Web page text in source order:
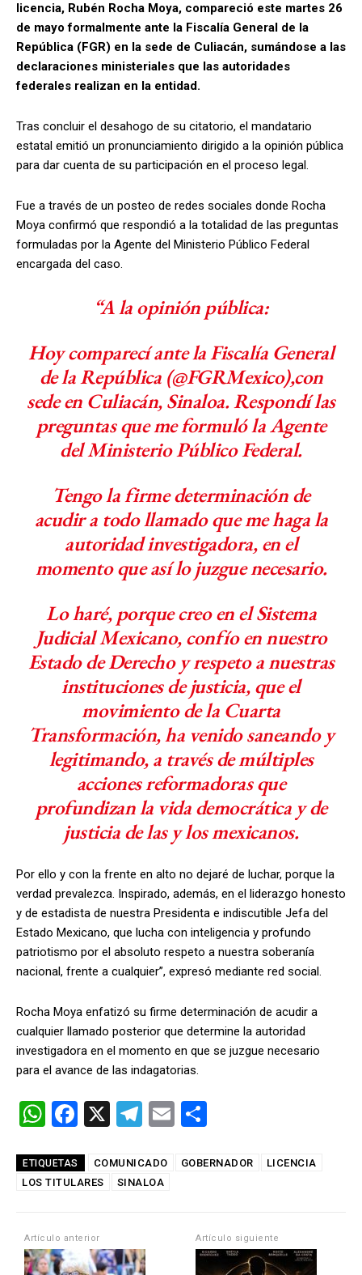
licencia, Rubén Rocha Moya, compareció este martes 26
de mayo formalmente ante la Fiscalía General de la
República (FGR) en la sede de Culiacán, sumándose a las
declaraciones ministeriales que las autoridades
federales realizan en la entidad.
Tras concluir el desahogo de su citatorio, el mandatario
estatal emitió un pronunciamiento dirigido a la opinión pública
para dar cuenta de su participación en el proceso legal.
Fue a través de un posteo de redes sociales donde Rocha
Moya confirmó que respondió a la totalidad de las preguntas
formuladas por la Agente del Ministerio Público Federal
encargada del caso.
“A la opinión pública:
Hoy comparecí ante la Fiscalía General
de la República (@FGRMexico),con
sede en Culiacán, Sinaloa. Respondí las
preguntas que me formuló la Agente
del Ministerio Público Federal.
Tengo la firme determinación de
acudir a todo llamado que me haga la
autoridad investigadora, en el
momento que así lo juzgue necesario.
Lo haré, porque creo en el Sistema
Judicial Mexicano, confío en nuestro
Estado de Derecho y respeto a nuestras
instituciones de justicia, que el
movimiento de la Cuarta
Transformación, ha venido saneando y
legitimando, a través de múltiples
acciones reformadoras que
profundizan la vida democrática y de
justicia de las y los mexicanos.
Por ello y con la frente en alto no dejaré de luchar, porque la
verdad prevalezca. Inspirado, además, en el liderazgo honesto
y de estadista de nuestra Presidenta e indiscutible Jefa del
Estado Mexicano, que lucha con inteligencia y profundo
patriotismo por el absoluto respeto a nuestra soberanía
nacional, frente a cualquier”, expresó mediante red social.
Rocha Moya enfatizó su firme determinación de acudir a
cualquier llamado posterior que determine la autoridad
investigadora en el momento en que se juzgue necesario
para el avance de las indagatorias.
W
at
s
p
F
ce
b
o
X
T
e
gr
m
E
ail m
tir
ETIQUETAS COMUNICADO GOBERNADOR
LICENCIA
LOS TITULARES
SINALOA
Artículo anterior Artículo siguiente